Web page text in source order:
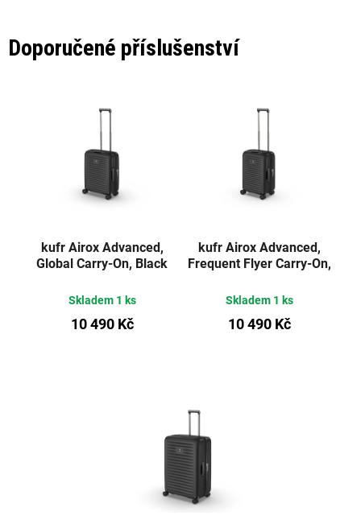
Doporučené příslušenství
kufr Airox Advanced,
Global Carry-On, Black
Skladem 1 ks
10 490 Kč
kufr Airox Advanced,
Frequent Flyer Carry-On,
Skladem 1 ks
10 490 Kč